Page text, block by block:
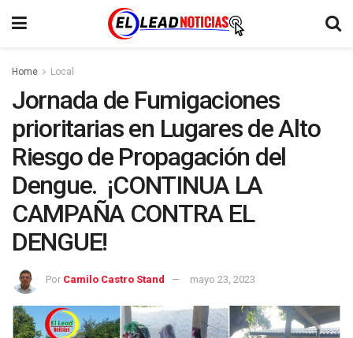
Home Local
Jornada de Fumigaciones
prioritarias en Lugares de Alto
Riesgo de Propagación del
Dengue. ¡CONTINUA LA
CAMPAÑA CONTRA EL
DENGUE!
Por Camilo Castro Stand mayo 23, 2023